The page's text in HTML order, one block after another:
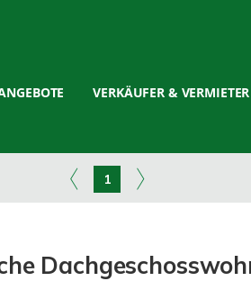
VERKÄUFER & VERMIETER
1